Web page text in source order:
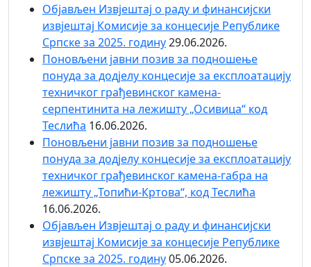
Објaвљен Извјештај о раду и финансијски
извјештај Комисије за концесије Републике
Српске за 2025. годину29.06.2026.
Поновљени јавни позив за подношење
понуда за додјелу концесије за експлоатацију
техничког грађевинског камена-
серпентинита на лежишту „Осивица“ код
Теслића 16.06.2026.
Поновљени јавни позив за подношење
понуда за додјелу концесије за експлоатацију
техничког грађевинског камена-габра на
лежишту „Топићи-Кртова“, код Теслића
16.06.2026.
Објaвљен Извјештај о раду и финансијски
извјештај Комисије за концесије Републике
Српске за 2025. годину05.06.2026.